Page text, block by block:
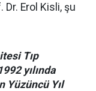
Erol Kisli, şu
Tıp
yılında
Yüzüncü Yıl